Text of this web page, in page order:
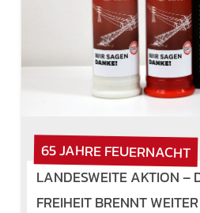
65 JAHRE FEUERNACHT
LANDESWEITE AKTION –
FREIHEIT BRENNT WEITER